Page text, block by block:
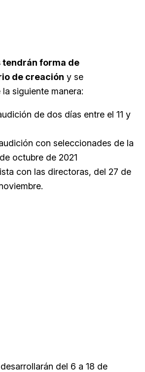
tendrán forma de
de creación y se
siguiente manera:
de dos días entre el 11 y
con seleccionades de la
octubre de 2021
con las directoras, del 27 de
del 6 a 18 de